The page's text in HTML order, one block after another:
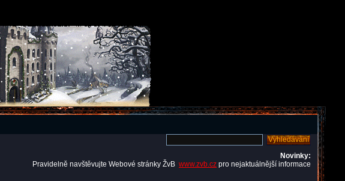
Novinky:
Pravidelně navštěvujte Webové stránky ŽvB www.zvb.cz pro nejaktuálnější informace